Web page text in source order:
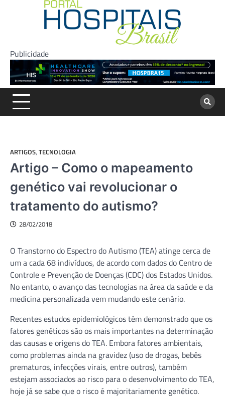
Publicidade
ARTIGOS, TECNOLOGIA
Artigo – Como o mapeamento
genético vai revolucionar o
tratamento do autismo?
28/02/2018
O Transtorno do Espectro do Autismo (TEA) atinge cerca de
um a cada 68 indivíduos, de acordo com dados do Centro de
Controle e Prevenção de Doenças (CDC) dos Estados Unidos.
No entanto, o avanço das tecnologias na área da saúde e da
medicina personalizada vem mudando este cenário.
Recentes estudos epidemiológicos têm demonstrado que os
fatores genéticos são os mais importantes na determinação
das causas e origens do TEA. Embora fatores ambientais,
como problemas ainda na gravidez (uso de drogas, bebês
prematuros, infecções virais, entre outros), também
estejam associados ao risco para o desenvolvimento do TEA,
hoje já se sabe que o risco é majoritariamente genético.